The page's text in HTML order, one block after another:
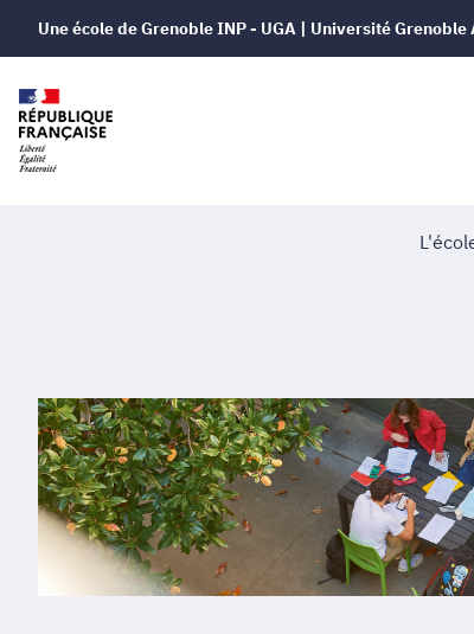
Une école de Grenoble INP - UGA | Université Grenoble